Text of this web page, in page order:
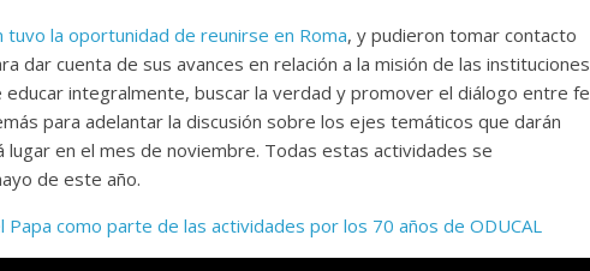
tuvo la oportunidad de reunirse en Roma, y pudieron tomar contacto
dar cuenta de sus avances en relación a la misión de las instituciones
educar integralmente, buscar la verdad y promover el diálogo entre fe
para adelantar la discusión sobre los ejes temáticos que darán
en el mes de noviembre. Todas estas actividades se
de este año.
Papa como parte de las actividades por los 70 años de ODUCAL